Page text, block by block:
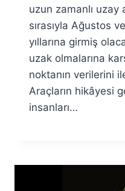
Özyar
uzun zamanlı uzay
sırasıyla Ağustos
yıllarına girmiş
uzak olmalarına
noktanın verilerini
Araçların hikâyesi
insanları…